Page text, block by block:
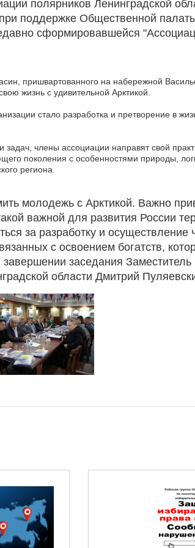
полярников Ленинградской
поддержке Общественной
сформировавшейся
пришвартованного на набережной
жизнь с удивительной Арктикой.
стало разработка и претворение в
задач, члены ассоциации направят свой
поколения с особенностями природы,
региона.
молодежь с Арктикой. Важно
важной для развития России
за разработку и осуществление
с освоением богатств,
заседания Заместитель
области Дмитрий